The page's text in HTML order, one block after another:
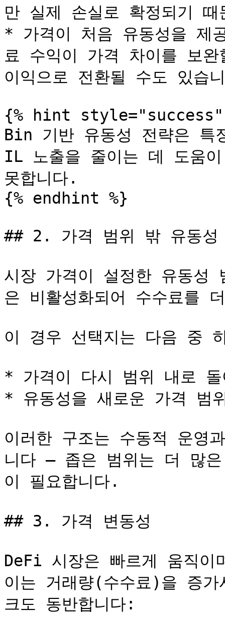
만 실제 손실로 확정되기 때
* 가격이 처음 유동성을 제
료 수익이 가격 차이를 보
이익으로 전환될 수도 있습
{% hint style="success"
Bin 기반 유동성 전략은 특
IL 노출을 줄이는 데 도움
못합니다.
{% endhint %}
## 2. 가격 범위 밖 유동성
시장 가격이 설정한 유동성
은 비활성화되어 수수료를
이 경우 선택지는 다음 중
* 가격이 다시 범위 내로 돌
* 유동성을 새로운 가격 범
이러한 구조는 수동적 운영
니다 — 좁은 범위는 더 많
이 필요합니다.
## 3. 가격 변동성
DeFi 시장은 빠르게 움직
이는 거래량(수수료)을 증
크도 동반합니다: